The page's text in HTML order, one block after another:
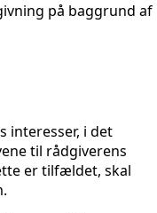
på baggrund af
interesser, i det
til rådgiverens
er tilfældet, skal